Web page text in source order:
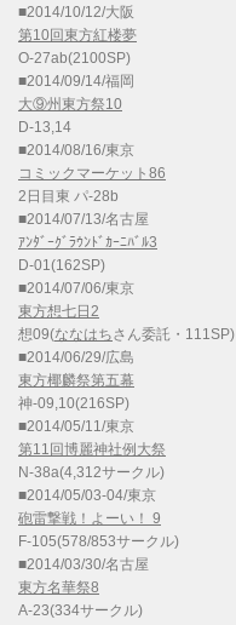
■2014/10/12/大阪
第10回東方紅楼夢
O-27ab(2100SP)
■2014/09/14/福岡
大⑨州東方祭10
D-13,14
■2014/08/16/東京
コミックマーケット86
2日目東 パ-28b
■2014/07/13/名古屋
ｱﾝﾀﾞｰｸﾞﾗｳﾝﾄﾞｶｰﾆﾊﾞﾙ3
D-01(162SP)
■2014/07/06/東京
東方想七日2
想09(ななはちさん委託・111SP)
■2014/06/29/広島
東方椰麟祭第五幕
神-09,10(216SP)
■2014/05/11/東京
第11回博麗神社例大祭
N-38a(4,312サークル)
■2014/05/03-04/東京
砲雷撃戦！よーい！ 9
F-105(578/853サークル)
■2014/03/30/名古屋
東方名華祭8
A-23(334サークル)